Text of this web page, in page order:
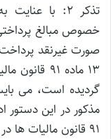
تذکر ۲: با
خصوص مبالغ
صورت غیرنقد
۱۳ ماده
گردیده است، می
مذکور در این دستور
۹۱ قانون مالیات ها در پرداخت های آتی میسر باشد.